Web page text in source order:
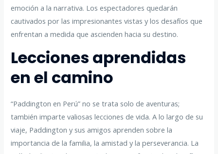
emoción a la narrativa. Los espectadores quedarán
cautivados por las impresionantes vistas y los desafíos que
enfrentan a medida que ascienden hacia su destino.
Lecciones aprendidas
en el camino
“Paddington en Perú” no se trata solo de aventuras;
también imparte valiosas lecciones de vida. A lo largo de su
viaje, Paddington y sus amigos aprenden sobre la
importancia de la familia, la amistad y la perseverancia. La